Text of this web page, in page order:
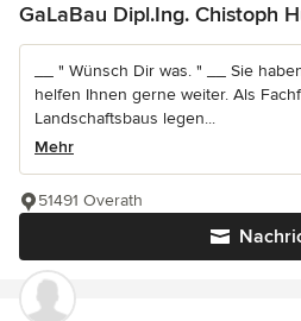
GaLaBau Dipl.Ing. Chistoph
__ " Wünsch Dir was. " __ Sie
helfen Ihnen gerne weiter. Als
Landschaftsbaus legen...
Mehr
51491 Overath